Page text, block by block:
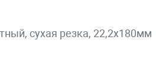
сухая резка, 22,2х180мм